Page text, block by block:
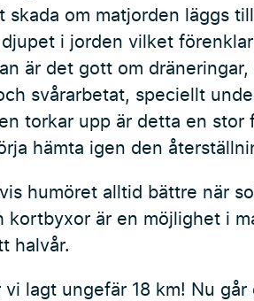
skada om matjorden läggs
i jorden vilket
är det gott om
svårarbetat, speciellt
torkar upp är detta en
hämta igen den
humöret alltid bättre när
kortbyxor är en möjlighet i
halvår.
vi lagt ungefär 18 km! Nu går